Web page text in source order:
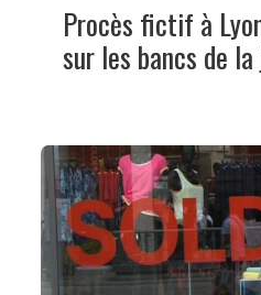
Procès fictif à
sur les bancs de